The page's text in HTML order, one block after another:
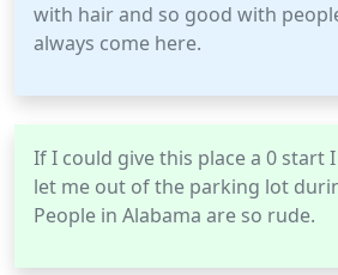
with hair and so good with
always come here.
If I could give this place a 0 start
let me out of the parking lot
People in Alabama are so rude.